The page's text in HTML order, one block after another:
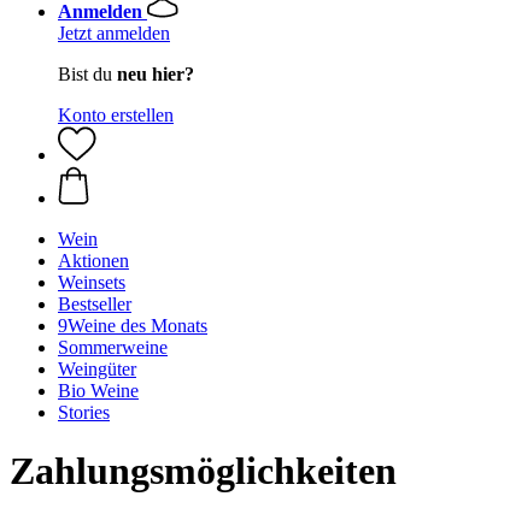
Anmelden
Jetzt anmelden
Bist du neu hier?
Konto erstellen
Wein
Aktionen
Weinsets
Bestseller
9Weine des Monats
Sommerweine
Weingüter
Bio Weine
Stories
Zahlungsmöglichkeiten